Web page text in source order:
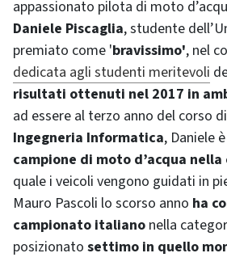
appassionato pilota di moto
Daniele Piscaglia, studente
premiato come 'bravissimo', nel
dedicata agli studenti meritevoli
risultati ottenuti nel 2017 in
ad essere al terzo anno del corso
Ingegneria Informatica, Daniele
campione di moto d’acqua
quale i veicoli vengono guidati in
Mauro Pascoli lo scorso anno ha
campionato italiano nella
posizionato settimo in quello